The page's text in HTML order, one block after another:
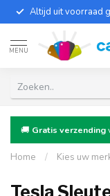
Altijd uit voorraad
MENU
🚚 Gratis verzending
Home / Kies uw
Tesla